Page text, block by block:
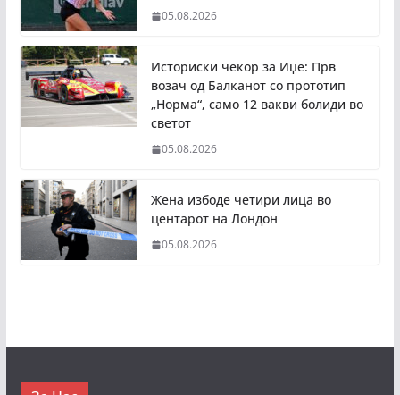
05.08.2026
Историски чекор за Иџе: Прв
возач од Балканот со прототип
„Норма“, само 12 вакви болиди во
светот
05.08.2026
Жена избоде четири лица во
центарот на Лондон
05.08.2026